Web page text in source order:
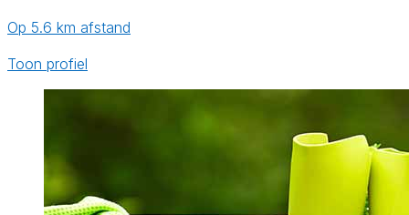
Op 5.6 km afstand
Toon profiel